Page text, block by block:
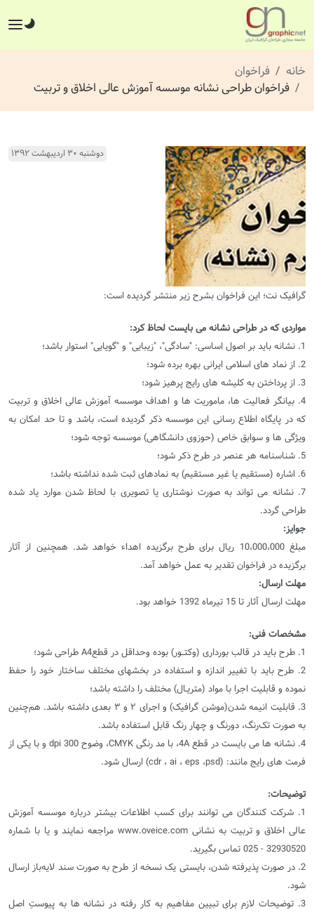
خانه
فراخوان
فراخوان طراحی نشانه موسسه آموزش عالی اخلاق و تربیت
دوشنبه ۳۰ اردیبهشت ۱۳۹۲
گرافیک نت؛ این فراخوان بشرح زیر منتشر گردیده است:
مواردی که در طراحی نشانه می بایست لحاظ کرد:
1. نشانه باید بر اصول اساسی: "سادگی"، "زیبایی" و "گویایی" استوار باشد؛
2. از نماد های اسلامی ایرانی بهره برده شود؛
3. از پرداختن به کلیشه های رایج پرهیز شود؛
4. بیانگر فعالیت ها، ماموریت ها و اهداف موسسه آموزش عالی اخلاق و تربیت
که در پایگاه اطلاع رسانی این موسسه ذکر گردیده است، باشد و تا حد امکان به
ویژگی ها و سوابق خاص (حوزوی دانشگاهی) موسسه توجه شود؛
5. شناسنامه هر عنصر در طرح ذکر شود؛
6. اشاره (مستقیم یا غیر مستقیم) به نمادهای ثبت شده نداشته باشد؛
7. نشانه می تواند به صورت نوشتاری یا تصویری با لحاظ شدن موارد یاد شده
طراحی گردد.
جوایز:
مبلغ 10،000،000 ریال برای طرح برگزیده اهداء خواهد شد. همچنین از آثار
برگزیده در فراخوان تقدیر به عمل خواهد آمد.
مهلت ارسال:
مهلت ارسال آثار تا 15 تیرماه 1392 خواهد بود.
مشخصات فنی:
1. طرح باید در قالب بورداری (وکتــور) بوده وحداقل در قطعA4 طراحی شود؛
2. طرح باید با تغییر اندازه و استفاده در بخشهای مختلف ساختار خود را حفظ
نموده و قابلیت اجرا با مواد (متریـال) مختلف را داشته باشد؛
3. قابلیت انیمه شدن(موشن گرافیک) و اجرای ۲ و ۳ بعدی داشته باشد. هم‌چنین
به صورت تک‌رنگ، دورنگ و چهار رنگ قابل استفاده باشد.
4. نشانه ها می بایست در قطع 4A، با مد رنگی CMYK، وضوح 300 dpi و با یکی از
فرمت های رایج مانند: (cdr ، ai ، eps ،psd) ارسال شود.
توضیحات:
1. شرکت کنندگان می توانند برای کسب اطلاعات بیشتر درباره موسسه آموزش
عالی اخلاق و تربیت به نشانی www.oveice.com مراجعه نمایند و یا با شماره‌
32930520 - 025 تماس بگیرید.
2. در صورت پذیرفته شدن، بایستی یک نسخه از طرح به صورت سند لایه‌باز ارسال
شود.
3. توضیحات لازم برای تبیین مفاهیم به کار رفته در نشانه‌ ها به پیوستِ اصل